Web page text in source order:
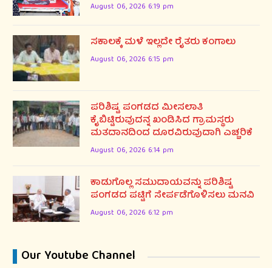
August 06, 2026 6:19 pm
ಸಕಾಲಕ್ಕೆ ಮಳೆ ಇಲ್ಲದೇ ರೈತರು ಕಂಗಾಲು
August 06, 2026 6:15 pm
ಪರಿಶಿಷ್ಟ ಪಂಗಡದ ಮೀಸಲಾತಿ
ಕೈಬಿಟ್ಟಿರುವುದನ್ನ ಖಂಡಿಸಿದ ಗ್ರಾಮಸ್ಥರು
ಮತದಾನದಿಂದ ದೂರವಿರುವುದಾಗಿ ಎಚ್ಚರಿಕೆ
August 06, 2026 6:14 pm
ಕಾಡುಗೊಲ್ಲ ಸಮುದಾಯವನ್ನು ಪರಿಶಿಷ್ಟ
ಪಂಗಡದ ಪಟ್ಟಿಗೆ ಸೇರ್ಪಡೆಗೊಳಿಸಲು ಮನವಿ
August 06, 2026 6:12 pm
Our Youtube Channel